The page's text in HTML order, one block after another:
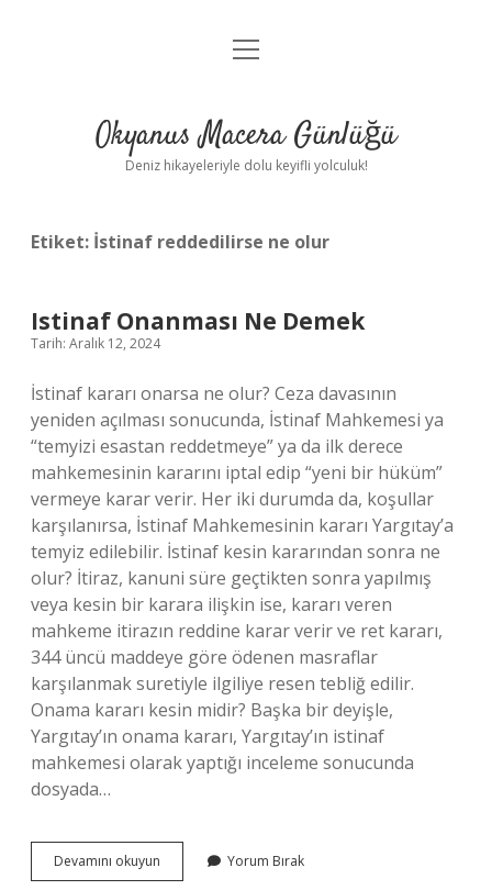
Anasayfa
Yasal Uyarı
menüyü
Okyanus Macera Günlüğü
Deniz hikayeleriyle dolu keyifli yolculuk!
Etiket: İstinaf reddedilirse ne olur
Istinaf Onanması Ne Demek
Tarih: Aralık 12, 2024
İstinaf kararı onarsa ne olur? Ceza davasının
yeniden açılması sonucunda, İstinaf Mahkemesi ya
“temyizi esastan reddetmeye” ya da ilk derece
mahkemesinin kararını iptal edip “yeni bir hüküm”
vermeye karar verir. Her iki durumda da, koşullar
karşılanırsa, İstinaf Mahkemesinin kararı Yargıtay’a
temyiz edilebilir. İstinaf kesin kararından sonra ne
olur? İtiraz, kanuni süre geçtikten sonra yapılmış
veya kesin bir karara ilişkin ise, kararı veren
mahkeme itirazın reddine karar verir ve ret kararı,
344 üncü maddeye göre ödenen masraflar
karşılanmak suretiyle ilgiliye resen tebliğ edilir.
Onama kararı kesin midir? Başka bir deyişle,
Yargıtay’ın onama kararı, Yargıtay’ın istinaf
mahkemesi olarak yaptığı inceleme sonucunda
dosyada…
Devamını okuyun
Onanması
Yorum Bırak